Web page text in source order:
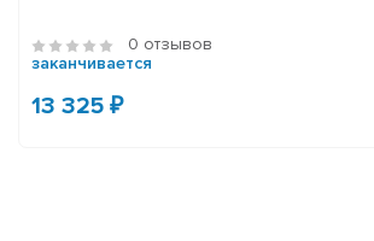
0 отзывов
заканчивается
13 325 ₽